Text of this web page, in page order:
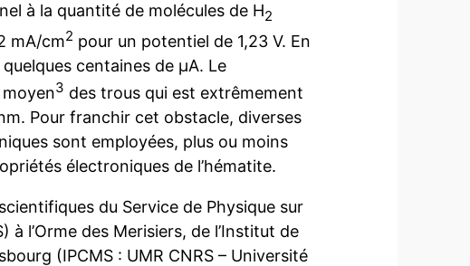
à la quantité de molécules de H2
mA/cm2 pour un potentiel de 1,23 V. En
centaines de µA. Le
3 des trous qui est extrêmement
Pour franchir cet obstacle, diverses
sont employées, plus ou moins
électroniques de l’hématite.
du Service de Physique sur
à l’Orme des Merisiers, de l’Institut de
(IPCMS : UMR CNRS – Université